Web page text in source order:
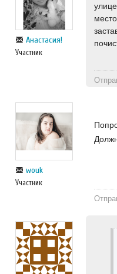
Анастасия!
Участник
wouk
Участник